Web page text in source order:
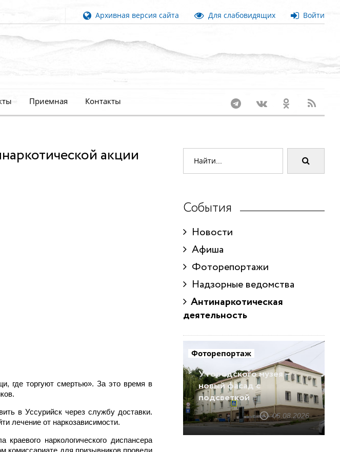
Архивная версия сайта Для слабовидящих Войти
Приемная Контакты
акции
где торгуют смертью». За это время в
в Уссурийск через службу доставки.
лечение от наркозависимости.
наркологического диспансера
комиссариате для призывников провели
События
Новости
Афиша
Фоторепортажи
Надзорные ведомства
Антинаркотическая
деятельность
Фоторепортаж
У городского музея –
новый фасад с
подсветкой
05.08.2026